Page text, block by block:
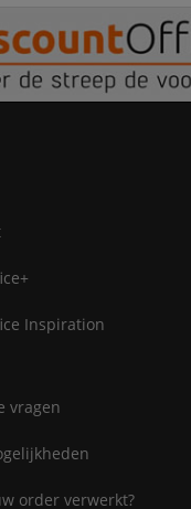
Inspiration
vragen
order verwerkt?